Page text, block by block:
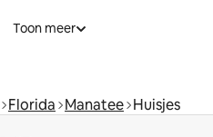
Toon meer
Florida Manatee Huisjes